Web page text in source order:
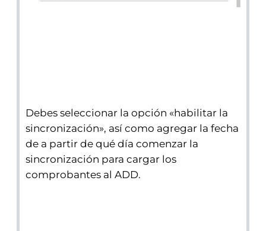
Debes seleccionar la opción «habilitar la
sincronización», así como agregar la fecha
de a partir de qué día comenzar la
sincronización para cargar los
comprobantes al ADD.